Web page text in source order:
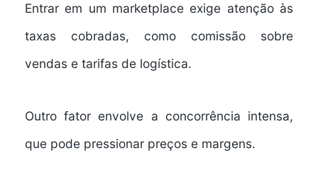
Entrar em um marketplace exige atenção às
taxas cobradas, como comissão sobre
vendas e tarifas de logística.
Outro fator envolve a concorrência intensa,
que pode pressionar preços e margens.